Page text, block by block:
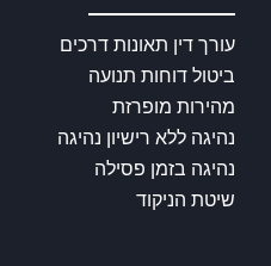
עורך דין תאונות דרכים
ביטול דוחות תנועה
מהירות מופרזת
נהיגה ללא רישיון נהיגה
נהיגה בזמן פסילה
שיטת הניקוד